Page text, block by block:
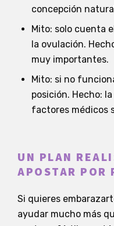
concepción
Mito: solo cuenta
la ovulación.
muy importantes.
Mito: si no
posición. Hecho:
factores médicos
UN PLAN
APOSTAR POR
Si quieres
ayudar mucho más